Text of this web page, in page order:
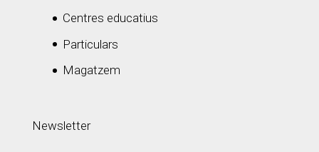
Centres educatius
Particulars
Magatzem
Newsletter